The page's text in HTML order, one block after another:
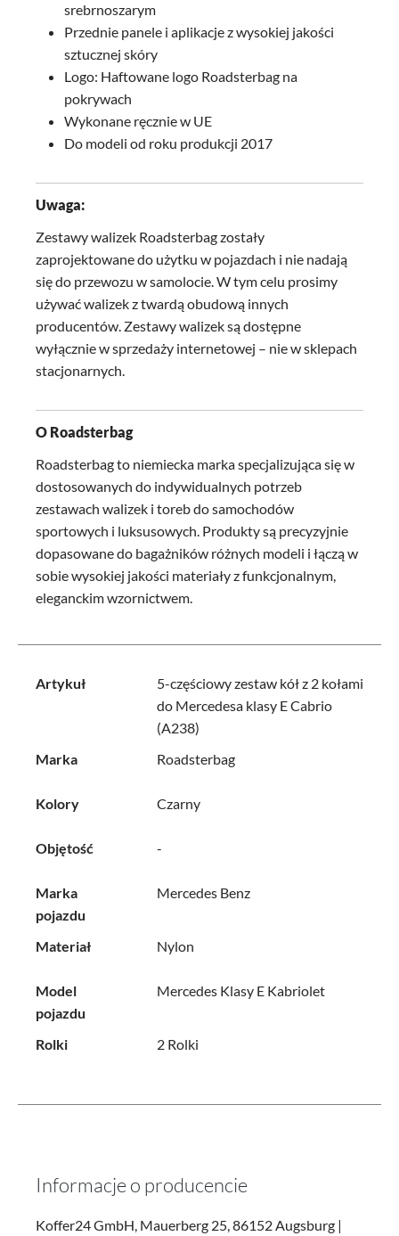
srebrnoszarym
Przednie panele i aplikacje z wysokiej jakości
sztucznej skóry
Logo: Haftowane logo Roadsterbag na
pokrywach
Wykonane ręcznie w UE
Do modeli od roku produkcji 2017
Uwaga:
Zestawy walizek Roadsterbag zostały
zaprojektowane do użytku w pojazdach i nie nadają
się do przewozu w samolocie. W tym celu prosimy
używać walizek z twardą obudową innych
producentów. Zestawy walizek są dostępne
wyłącznie w sprzedaży internetowej – nie w sklepach
stacjonarnych.
O Roadsterbag
Roadsterbag to niemiecka marka specjalizująca się w
dostosowanych do indywidualnych potrzeb
zestawach walizek i toreb do samochodów
sportowych i luksusowych. Produkty są precyzyjnie
dopasowane do bagażników różnych modeli i łączą w
sobie wysokiej jakości materiały z funkcjonalnym,
eleganckim wzornictwem.
Artykuł
5-częściowy zestaw kół z 2 kołami
do Mercedesa klasy E Cabrio
(A238)
Marka
Roadsterbag
Kolory Czarny
Objętość -
Marka
pojazdu
Mercedes Benz
Materiał Nylon
Model
pojazdu
Mercedes Klasy E Kabriolet
Rolki 2 Rolki
Informacje o producencie
Koffer24 GmbH, Mauerberg 25, 86152 Augsburg |